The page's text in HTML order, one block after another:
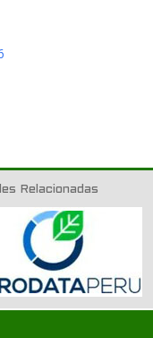
Relacionadas